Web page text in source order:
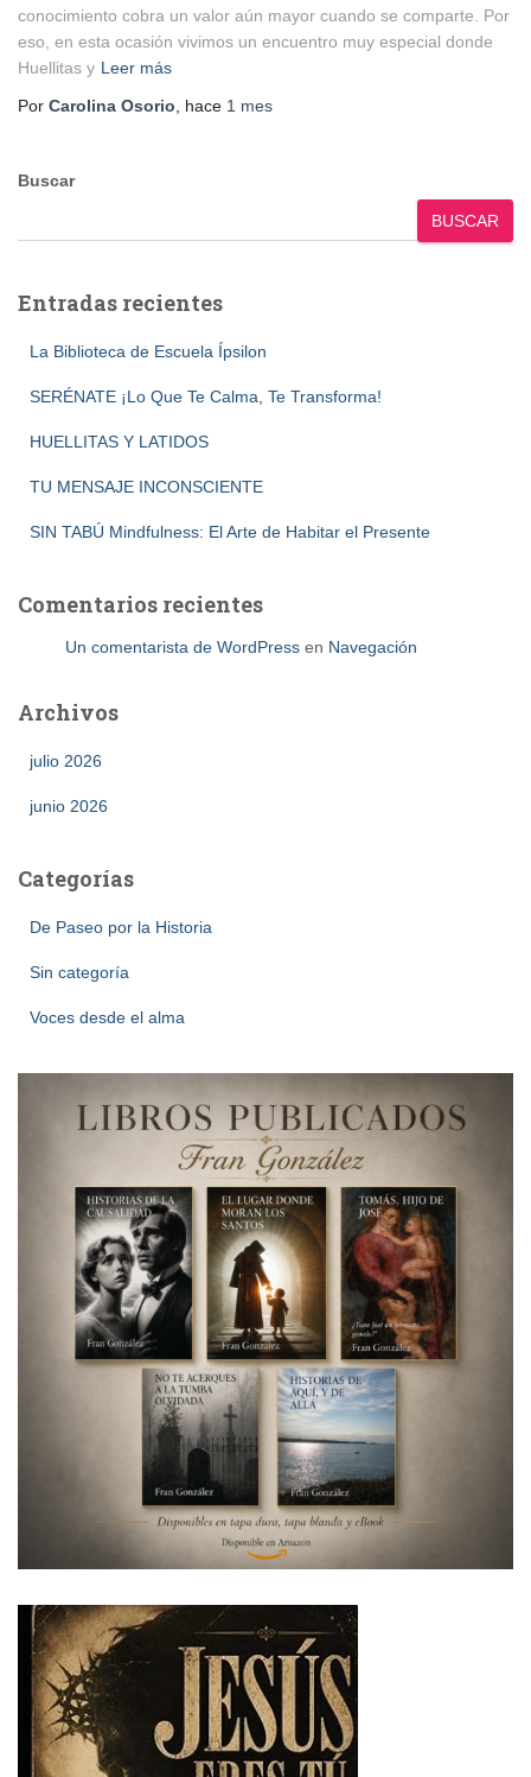
conocimiento cobra un valor aún mayor cuando se comparte. Por
eso, en esta ocasión vivimos un encuentro muy especial donde
Huellitas y Leer más
Por Carolina Osorio , hace 1 mes
Buscar
BUSCAR
Entradas recientes
La Biblioteca de Escuela Ípsilon
SERÉNATE ¡Lo Que Te Calma, Te Transforma!
HUELLITAS Y LATIDOS
TU MENSAJE INCONSCIENTE
SIN TABÚ Mindfulness: El Arte de Habitar el Presente
Comentarios recientes
Un comentarista de WordPress en Navegación
Archivos
julio 2026
junio 2026
Categorías
De Paseo por la Historia
Sin categoría
Voces desde el alma